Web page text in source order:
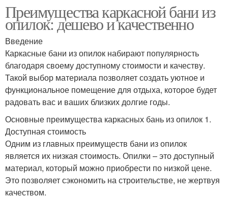
Преимущества каркасной бани из
опилок: дешево и качественно
Введение
Каркасные бани из опилок набирают популярность
благодаря своему доступному стоимости и качеству.
Такой выбор материала позволяет создать уютное и
функциональное помещение для отдыха, которое будет
радовать вас и ваших близких долгие годы.
Основные преимущества каркасных бань из опилок 1.
Доступная стоимость
Одним из главных преимуществ бани из опилок
является их низкая стоимость. Опилки – это доступный
материал, который можно приобрести по низкой цене.
Это позволяет сэкономить на строительстве, не жертвуя
качеством.